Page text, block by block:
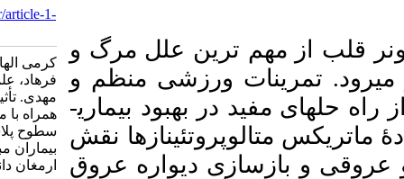
علل مرگ و
منظم و
بیماری­
نقش
عروق
URL:http://armaghanj.yums.ac.ir/article-1-
کرمی الهام، شعبانی رامین، رحمانی نیا
فرهاد، علمیه علیرضا، رضاقلی زاده
مهدی. تأثیر هشت هفته تمرین هوازی
همراه با مکمل‌سازی ویتامین‌های E وC بر
سطوح پلاسمایی M‌MP-۲ وMMP-۹ در
بیماران مبتلا به بیماری شریان-های کرونر.
ارمغان دانش. ۱۴۰۳; ۳۰ (۱) :۱-۱۷